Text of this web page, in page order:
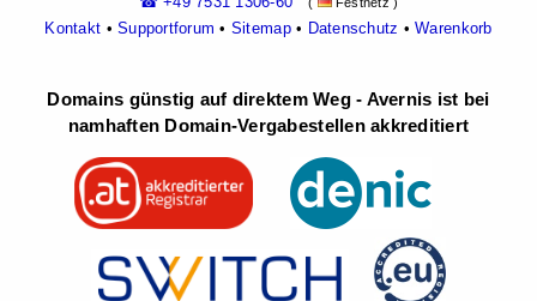
Kontakt •Supportforum • Sitemap• Datenschutz •Warenkorb
Domains günstig auf direktem Weg - Avernis ist bei
namhaften Domain-Vergabestellen akkreditiert